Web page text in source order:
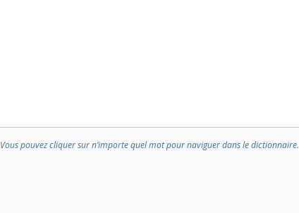
Vous pouvez cliquer sur n’importe quel mot pour naviguer dans le dictionnaire.